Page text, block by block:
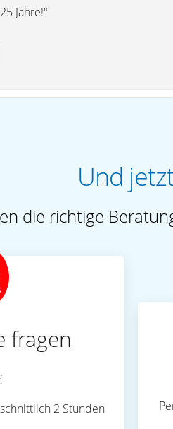
Jahre!"
Und
die richtige
fragen
2 Stunden